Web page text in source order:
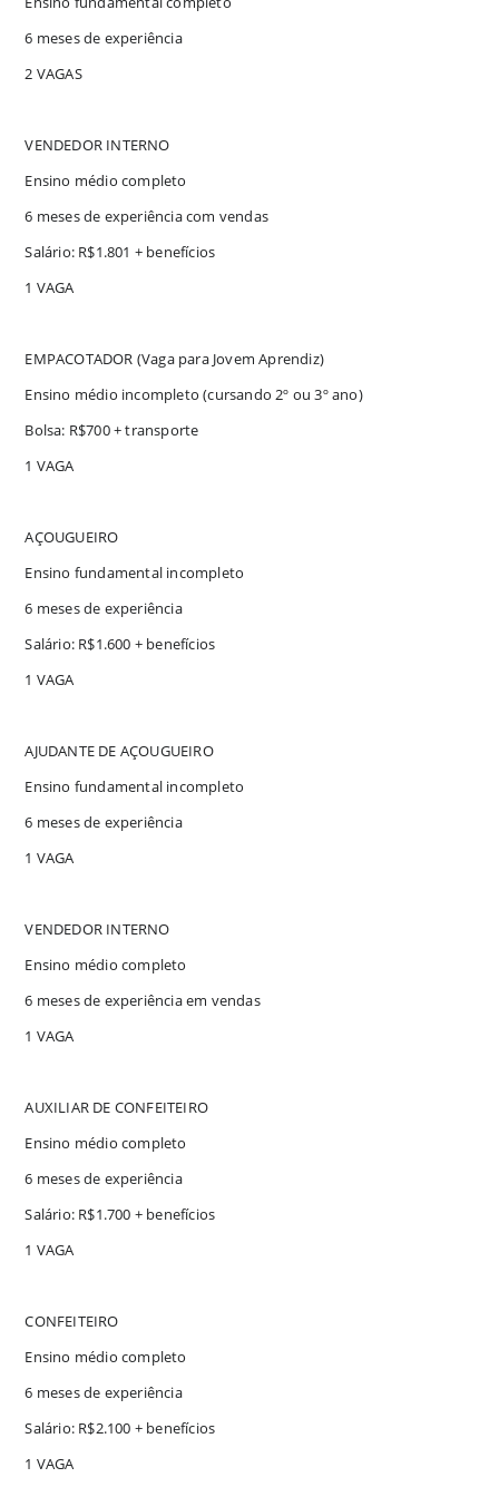
6 meses de experiência
2 VAGAS
VENDEDOR INTERNO
Ensino médio completo
6 meses de experiência com vendas
Salário: R$1.801 + benefícios
1 VAGA
EMPACOTADOR (Vaga para Jovem Aprendiz)
Ensino médio incompleto (cursando 2º ou 3º ano)
Bolsa: R$700 + transporte
1 VAGA
AÇOUGUEIRO
Ensino fundamental incompleto
6 meses de experiência
Salário: R$1.600 + benefícios
1 VAGA
AJUDANTE DE AÇOUGUEIRO
Ensino fundamental incompleto
6 meses de experiência
1 VAGA
VENDEDOR INTERNO
Ensino médio completo
6 meses de experiência em vendas
1 VAGA
AUXILIAR DE CONFEITEIRO
Ensino médio completo
6 meses de experiência
Salário: R$1.700 + benefícios
1 VAGA
CONFEITEIRO
Ensino médio completo
6 meses de experiência
Salário: R$2.100 + benefícios
1 VAGA